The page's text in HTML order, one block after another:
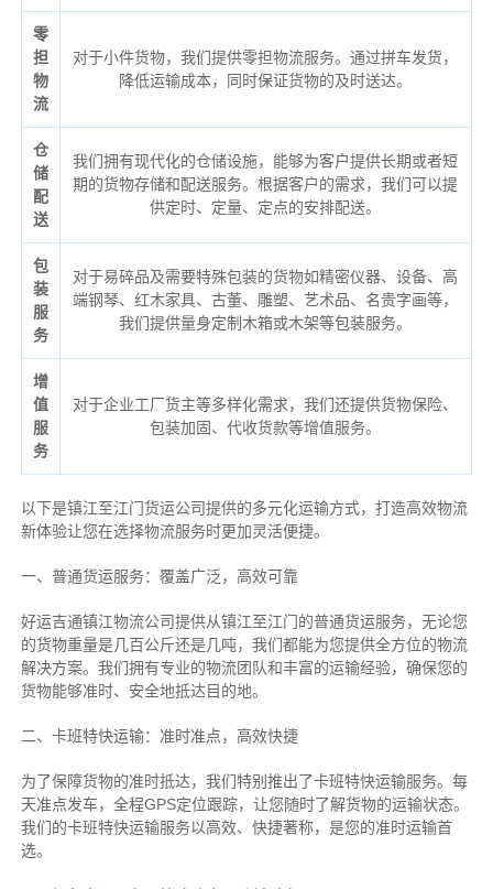
零
担
物
流
对于小件货物，我们提供零担物流服务。通过拼车发货，
降低运输成本，同时保证货物的及时送达。
仓
储
配
送
我们拥有现代化的仓储设施，能够为客户提供长期或者短
期的货物存储和配送服务。根据客户的需求，我们可以提
供定时、定量、定点的安排配送。
包
装
服
务
对于易碎品及需要特殊包装的货物如精密仪器、设备、高
端钢琴、红木家具、古董、雕塑、艺术品、名贵字画等，
我们提供量身定制木箱或木架等包装服务。
增
值
服
务
对于企业工厂货主等多样化需求，我们还提供货物保险、
包装加固、代收货款等增值服务。
以下是镇江至江门货运公司提供的多元化运输方式，打造高效物流
新体验让您在选择物流服务时更加灵活便捷。
一、普通货运服务：覆盖广泛，高效可靠
好运吉通镇江物流公司提供从镇江至江门的普通货运服务，无论您
的货物重量是几百公斤还是几吨，我们都能为您提供全方位的物流
解决方案。我们拥有专业的物流团队和丰富的运输经验，确保您的
货物能够准时、安全地抵达目的地。
二、卡班特快运输：准时准点，高效快捷
为了保障货物的准时抵达，我们特别推出了卡班特快运输服务。每
天准点发车，全程GPS定位跟踪，让您随时了解货物的运输状态。
我们的卡班特快运输服务以高效、快捷著称，是您的准时运输首
选。